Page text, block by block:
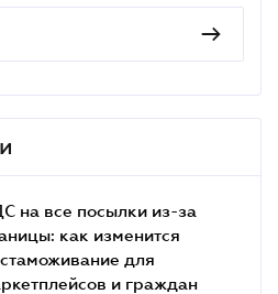
на все посылки из-за
как изменится
для
и граждан